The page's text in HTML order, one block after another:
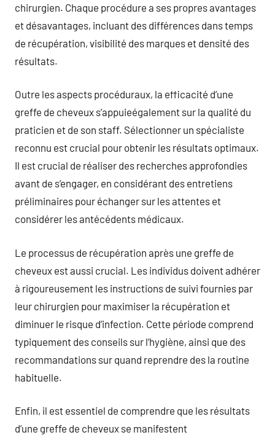
chirurgien. Chaque procédure a ses propres avantages
et désavantages, incluant des différences dans temps
de récupération, visibilité des marques et densité des
résultats.
Outre les aspects procéduraux, la efficacité d’une
greffe de cheveux s’appuieégalement sur la qualité du
praticien et de son staff. Sélectionner un spécialiste
reconnu est crucial pour obtenir les résultats optimaux.
Il est crucial de réaliser des recherches approfondies
avant de s’engager, en considérant des entretiens
préliminaires pour échanger sur les attentes et
considérer les antécédents médicaux.
Le processus de récupération après une greffe de
cheveux est aussi crucial. Les individus doivent adhérer
à rigoureusement les instructions de suivi fournies par
leur chirurgien pour maximiser la récupération et
diminuer le risque d’infection. Cette période comprend
typiquement des conseils sur l’hygiène, ainsi que des
recommandations sur quand reprendre des la routine
habituelle.
Enfin, il est essentiel de comprendre que les résultats
d’une greffe de cheveux se manifestent